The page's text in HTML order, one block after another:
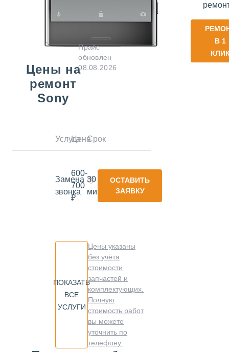
В 1
Цены на
ремонт
Sony
Прайс
обновлен
08.08.2026
УслугаЦенаСрок
Замена
звонка
600-
700
₽
30
минут
ОСТАВИТЬ
ЗАЯВКУ
ПОКАЗАТЬ
ВСЕ
УСЛУГИ
Цены указаны
без учёта
стоимости
запчастей и
комплектующих.
Полную
стоимость работ
вы можете
уточнить по
телефону.